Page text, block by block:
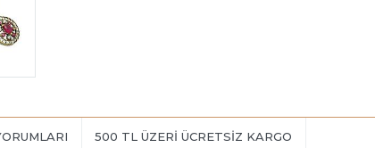
500 TL ÜZERİ ÜCRETSİZ KARGO